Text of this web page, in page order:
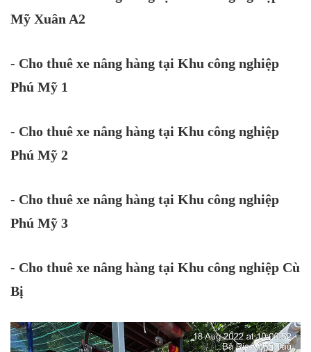
Mỹ Xuân A2
- Cho thuê xe nâng hàng tại Khu công nghiệp
Phú Mỹ 1
- Cho thuê xe nâng hàng tại Khu công nghiệp
Phú Mỹ 2
- Cho thuê xe nâng hàng tại Khu công nghiệp
Phú Mỹ 3
- Cho thuê xe nâng hàng tại Khu công nghiệp Cù
Bị